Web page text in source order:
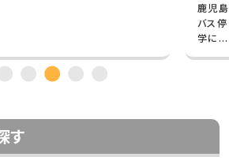
鹿児
バス
学に...
す